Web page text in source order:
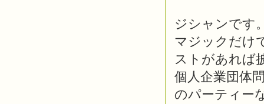
ジシャンです
マジックだけ
ストがあれば
個人企業団体
のパーティー